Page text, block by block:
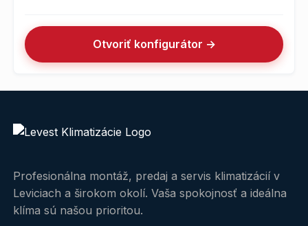
Otvoriť konfigurátor →
Profesionálna montáž, predaj a servis klimatizácií v
Leviciach a širokom okolí. Vaša spokojnosť a ideálna
klíma sú našou prioritou.